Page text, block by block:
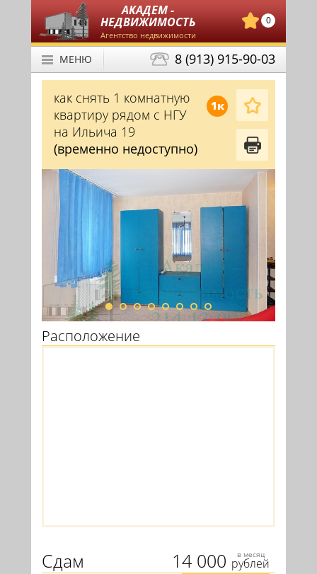
АКАДЕМ -
НЕДВИЖИМОСТЬ
Агентство недвижимости
0
8 (913) 915-90-03
МЕНЮ
1к
как снять 1 комнатную
квартиру рядом с НГУ
на Ильича 19
(временно недоступно)
Расположение
14 000 в месяц
рублей
Сдам